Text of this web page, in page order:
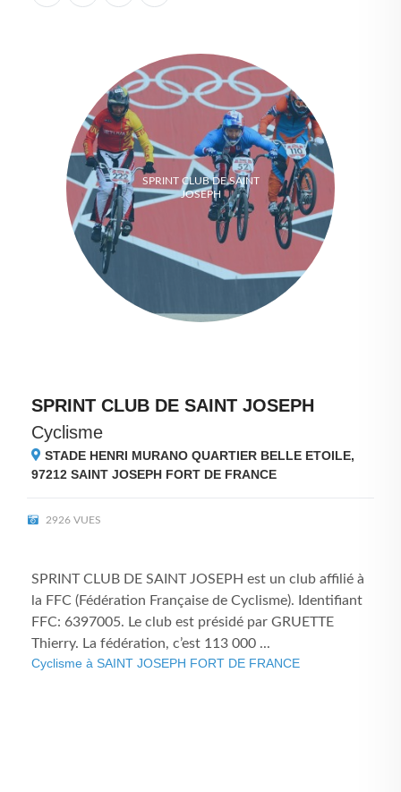
SPRINT CLUB DE SAINT
JOSEPH
SPRINT CLUB DE SAINT JOSEPH
Cyclisme
STADE HENRI MURANO QUARTIER BELLE ETOILE,
97212 SAINT JOSEPH FORT DE FRANCE
2926 VUES
SPRINT CLUB DE SAINT JOSEPH est un club affilié à
la FFC (Fédération Française de Cyclisme). Identifiant
FFC: 6397005. Le club est présidé par GRUETTE
Thierry. La fédération, c’est 113 000 ...
Cyclisme à SAINT JOSEPH FORT DE FRANCE